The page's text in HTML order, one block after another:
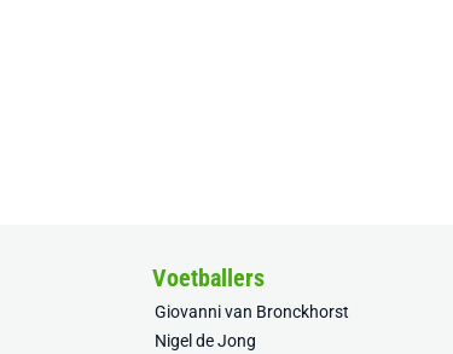
Voetballers
Giovanni van Bronckhorst
Nigel de Jong